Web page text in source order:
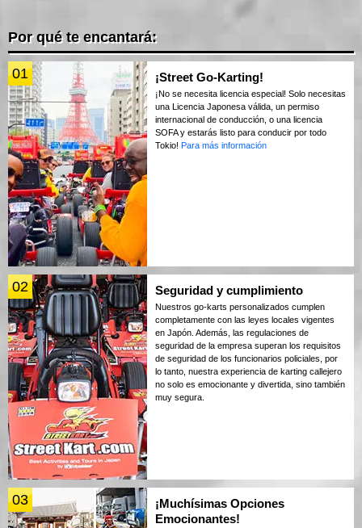
Por qué te encantará:
01 ¡Street Go-Karting!
¡No se necesita licencia especial! Solo necesitas
una Licencia Japonesa válida, un permiso
internacional de conducción, o una licencia
SOFA y estarás listo para conducir por todo
Tokio! Para más información
02 Seguridad y cumplimiento
Nuestros go-karts personalizados cumplen
completamente con las leyes locales vigentes
en Japón. Además, las regulaciones de
seguridad de la empresa superan los requisitos
de seguridad de los funcionarios policiales, por
lo tanto, nuestra experiencia de karting callejero
no solo es emocionante y divertida, sino también
muy segura.
03
¡Muchísimas Opciones
Emocionantes!